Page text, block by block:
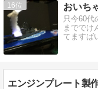
16 おいち
只今60代
まででけ
てますば
エンジンプレート製